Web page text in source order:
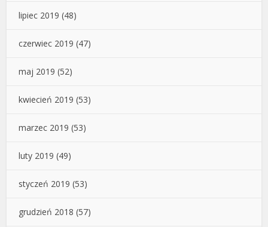
lipiec 2019 (48)
czerwiec 2019 (47)
maj 2019 (52)
kwiecień 2019 (53)
marzec 2019 (53)
luty 2019 (49)
styczeń 2019 (53)
grudzień 2018 (57)